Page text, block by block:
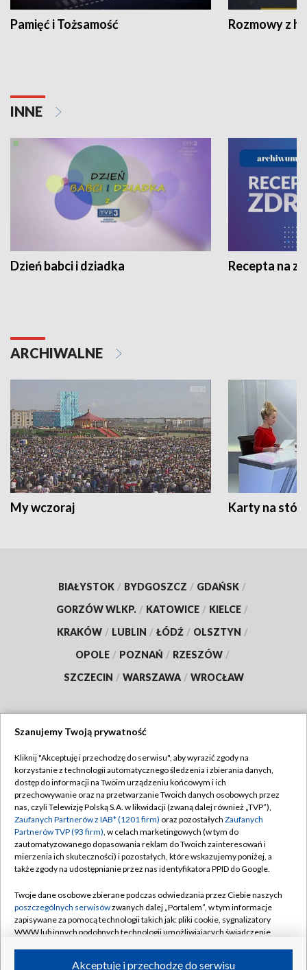
Pamięć i Tożsamość Rozmowy z
INNE
Dzień babci i dziadka Recepta na
ARCHIWALNE
My wczoraj Karty na
BIAŁYSTOK / BYDGOSZCZ / GDAŃSK /
GORZÓW WLKP. / KATOWICE / KIELCE /
KRAKÓW / LUBLIN / ŁÓDŹ / OLSZTYN /
OPOLE / POZNAŃ / RZESZÓW /
SZCZECIN / WARSZAWA / WROCŁAW
TVP
Abonament TVP
Emisja w TVP
Centrum informacji TVP
Naziemna Telewizja Cyfrowa
Rada Programowa
System NOS
Informacje o nadawcy
Regulamin TVP
Polityka prywatności
Moje zgody
Pomoc
Kontakt
Kanały
Szanujemy Twoją prywatność
Kliknij "Akceptuję i przechodzę do serwisu", aby wyrazić zgody na
korzystanie z technologii automatycznego śledzenia i zbierania danych,
dostęp do informacji na Twoim urządzeniu końcowym i ich
przechowywanie oraz na przetwarzanie Twoich danych osobowych przez
nas, czyli Telewizję Polską S.A. w likwidacji (zwaną dalej również „TVP”),
Zaufanych Partnerów z IAB* (1201 firm) oraz pozostałych Zaufanych
Partnerów TVP (93 firm), w celach marketingowych (w tym do
zautomatyzowanego dopasowania reklam do Twoich zainteresowań i
mierzenia ich skuteczności) i pozostałych, które wskazujemy poniżej, a
także zgody na udostępnianie przez nas identyfikatora PPID do Google.
Twoje dane osobowe zbierane podczas odwiedzania przez Ciebie naszych
poszczególnych serwisówzwanych dalej „Portalem”, w tym informacje
zapisywane za pomocą technologii takich jak: pliki cookie, sygnalizatory
WWW lub innych podobnych technologii umożliwiających świadczenie
Akceptuję i przechodzę do serwisu